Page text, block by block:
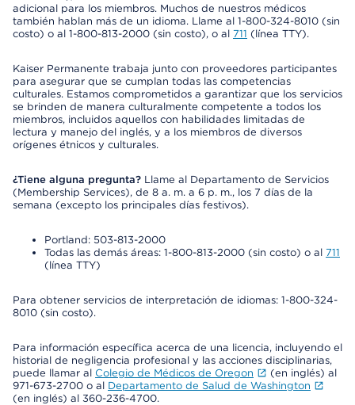
adicional para los miembros. Muchos de nuestros médicos
también hablan más de un idioma. Llame al 1-800-324-8010 (sin
costo) o al 1-800-813-2000 (sin costo), o al 711 (línea TTY).
Kaiser Permanente trabaja junto con proveedores participantes
para asegurar que se cumplan todas las competencias
culturales. Estamos comprometidos a garantizar que los servicios
se brinden de manera culturalmente competente a todos los
miembros, incluidos aquellos con habilidades limitadas de
lectura y manejo del inglés, y a los miembros de diversos
orígenes étnicos y culturales.
¿Tiene alguna pregunta? Llame al Departamento de Servicios
(Membership Services), de 8 a. m. a 6 p. m., los 7 días de la
semana (excepto los principales días festivos).
Portland: 503-813-2000
Todas las demás áreas: 1-800-813-2000 (sin costo) o al 711
(línea TTY)
Para obtener servicios de interpretación de idiomas: 1-800-324-
8010 (sin costo).
Para información específica acerca de una licencia, incluyendo el
historial de negligencia profesional y las acciones disciplinarias,
puede llamar al Colegio de Médicos de Oregon
(en inglés) al
971-673-2700 o al Departamento de Salud de Washington
(en inglés) al 360-236-4700.